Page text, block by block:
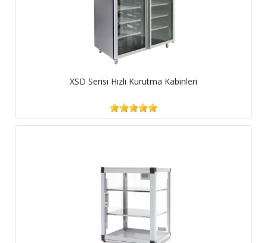
XSD Serisi Hızlı Kurutma Kabinleri